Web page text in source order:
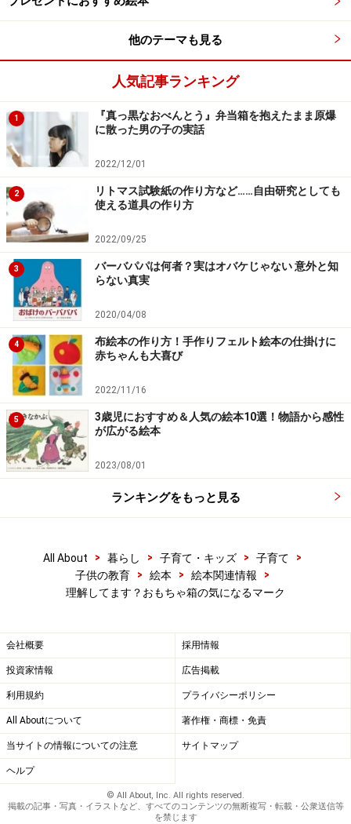
他のテーマも見る
人気記事ランキング
1
『真っ黒なおべんとう』弁当箱を抱えたまま原爆
に散った男の子の実話
2022/12/01
2
リトマス試験紙の作り方など……自由研究としても
使える道具の作り方
2022/09/25
3
バーバパパは何者？実はオバケじゃない 意外と知
らない真実
2020/04/08
4
布絵本の作り方！手作りフェルト絵本の仕掛けに
赤ちゃんも大喜び
2022/11/16
5
3歳児におすすめ＆人気の絵本10選！物語から感性
が広がる絵本
2023/08/01
ランキングをもっと見る
All About > 暮らし > 子育て・キッズ > 子育て
>
子供の教育
> 絵本 > 絵本関連情報
>
理解してます？おもちゃ箱の気になるマーク
会社概要 採用情報
投資家情報 広告掲載
利用規約 プライバシーポリシー
All Aboutについて 著作権・商標・免責
当サイトの情報についての注意 サイトマップ
ヘルプ
© All About, Inc. All rights reserved.
掲載の記事・写真・イラストなど、すべてのコンテンツの無断複写・転載・公衆送信等
を禁じます